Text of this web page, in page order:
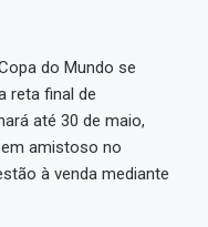
do Mundo se
reta final de
até 30 de maio,
em amistoso no
à venda mediante